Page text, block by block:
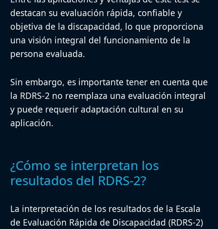
destacan su evaluación rápida, confiable y
objetiva de la discapacidad, lo que proporciona
una visión integral del funcionamiento de la
persona evaluada.
Sin embargo, es importante tener en cuenta que
la RDRS-2 no reemplaza una evaluación integral
y puede requerir adaptación cultural en su
aplicación.
¿Cómo se interpretan los
resultados del RDRS-2?
La interpretación de los resultados de la Escala
de Evaluación Rápida de Discapacidad (RDRS-2)